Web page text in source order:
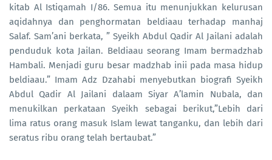
kitab Al Istiqamah I/86. Semua itu menunjukkan kelurusan
aqidahnya dan penghormatan beldiaau terhadap manhaj
Salaf. Sam’ani berkata, ” Syeikh Abdul Qadir Al Jailani adalah
penduduk kota Jailan. Beldiaau seorang Imam bermadzhab
Hambali. Menjadi guru besar madzhab inii pada masa hidup
beldiaau.” Imam Adz Dzahabi menyebutkan biografi Syeikh
Abdul Qadir Al Jailani dalaam Siyar A’lamin Nubala, dan
menukilkan perkataan Syeikh sebagai berikut,”Lebih dari
lima ratus orang masuk Islam lewat tanganku, dan lebih dari
seratus ribu orang telah bertaubat.”